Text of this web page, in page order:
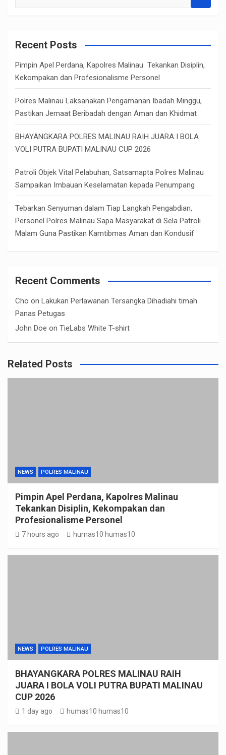
a
c
Recent Posts
Pimpin Apel Perdana, Kapolres Malinau Tekankan Disiplin,
Kekompakan dan Profesionalisme Personel
Polres Malinau Laksanakan Pengamanan Ibadah Minggu,
Pastikan Jemaat Beribadah dengan Aman dan Khidmat
BHAYANGKARA POLRES MALINAU RAIH JUARA I BOLA
VOLI PUTRA BUPATI MALINAU CUP 2026
Patroli Objek Vital Pelabuhan, Satsamapta Polres Malinau
Sampaikan Imbauan Keselamatan kepada Penumpang
Tebarkan Senyuman dalam Tiap Langkah Pengabdian,
Personel Polres Malinau Sapa Masyarakat di Sela Patroli
Malam Guna Pastikan Kamtibmas Aman dan Kondusif
Recent Comments
Cho on Lakukan Perlawanan Tersangka Dihadiahi timah
Panas Petugas
John Doe on TieLabs White T-shirt
Related Posts
NEWS POLRES MALINAU
Pimpin Apel Perdana, Kapolres Malinau
Tekankan Disiplin, Kekompakan dan
Profesionalisme Personel
7 hours ago humas10 humas10
NEWS POLRES MALINAU
BHAYANGKARA POLRES MALINAU RAIH
JUARA I BOLA VOLI PUTRA BUPATI MALINAU
CUP 2026
1 day ago humas10 humas10